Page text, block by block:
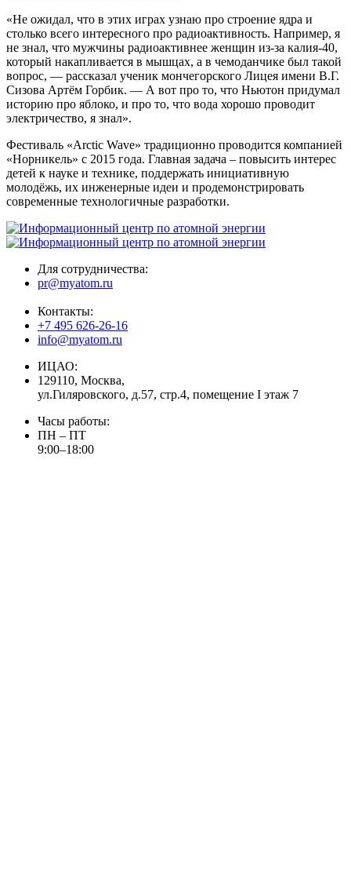
«Не ожидал, что в этих играх узнаю про строение ядра и
столько всего интересного про радиоактивность. Например, я
не знал, что мужчины радиоактивнее женщин из-за калия-40,
который накапливается в мышцах, а в чемоданчике был такой
вопрос, — рассказал ученик мончегорского Лицея имени В.Г.
Сизова Артём Горбик. — А вот про то, что Ньютон придумал
историю про яблоко, и про то, что вода хорошо проводит
электричество, я знал».
Фестиваль «Arctic Wave» традиционно проводится компанией
«Норникель» с 2015 года. Главная задача – повысить интерес
детей к науке и технике, поддержать инициативную
молодёжь, их инженерные идеи и продемонстрировать
современные технологичные разработки.
Для сотрудничества:
pr@myatom.ru
Контакты:
+7 495 626-26-16
info@myatom.ru
ИЦАО:
129110, Москва,
ул.Гиляровского, д.57, стр.4, помещение I этаж 7
Часы работы:
ПН – ПТ
9:00–18:00